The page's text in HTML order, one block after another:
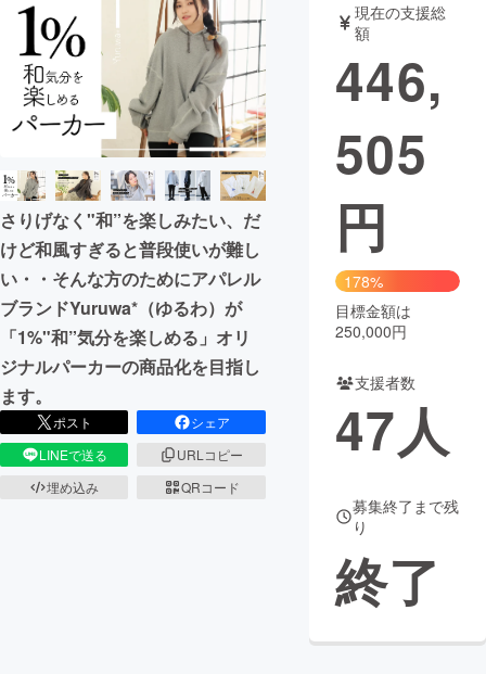
さりげなく"和”を楽しみたい、だ
けど和風すぎると普段使いが難し
い・・そんな方のためにアパレル
ブランドYuruwa*（ゆるわ）が
「1%"和”気分を楽しめる」オリ
ジナルパーカーの商品化を目指し
ます。
ポスト
シェア
LINEで送る
URLコピー
埋め込み
QRコード
現在の支援総
額
446,
505
円
178%
目標金額は
250,000円
支援者数
47人
募集終了まで残
り
終了